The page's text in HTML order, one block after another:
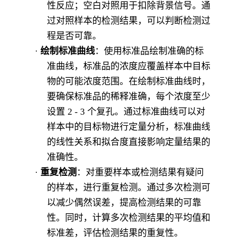
性反应；空白对照用于扣除背景信号。通
过对照样本的检测结果，可以判断检测过
程是否可靠。
· 绘制标准曲线：使用标准品绘制准确的标
准曲线，标准品的浓度应覆盖样本中目标
物的可能浓度范围。在绘制标准曲线时，
要确保标准品的稀释准确，每个浓度至少
设置 2 - 3 个复孔。通过标准曲线可以对
样本中的目标物进行定量分析，标准曲线
的线性关系和拟合度直接影响定量结果的
准确性。
· 重复检测 ：对重要样本或检测结果有疑问
的样本，进行重复检测。通过多次检测可
以减少偶然误差，提高检测结果的可靠
性。同时，计算多次检测结果的平均值和
标准差，评估检测结果的重复性。